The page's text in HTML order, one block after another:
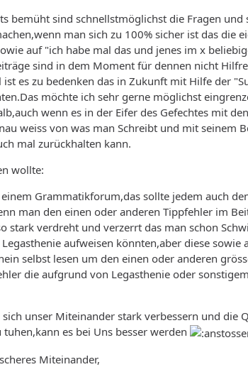
bemüht sind schnellstmöglichst die Fragen
man sich zu 100% sicher ist das die
auf "ich habe mal das und jenes im x
sind in dem Moment für dennen nicht
es zu bedenken das in Zukunft mit Hilfe der
möchte ich sehr gerne möglichst
wenn es in der Eifer des Gefechtes mit
weiss von was man Schreibt und mit seinem
mal zurückhalten kann.
wollte:
Grammatikforum,das sollte jedem auch
man den einen oder anderen Tippfehler im
stark verdreht und verzerrt das man schon
aufweisen könnten,aber diese
selbst lesen um den einen oder anderen
die aufgrund von Legasthenie oder
unser Miteinander stark verbessern und die
es bei Uns besser werden
Miteinander,